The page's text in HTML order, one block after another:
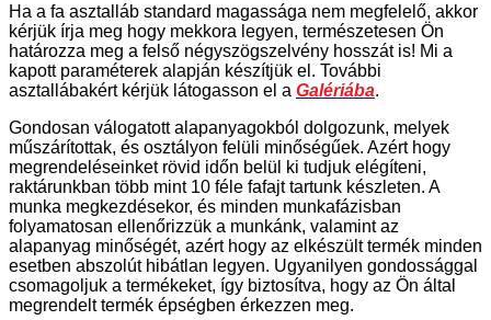
Ha a fa asztalláb standard magassága nem megfelelő, akkor
kérjük írja meg hogy mekkora legyen, természetesen Ön
határozza meg a felső négyszögszelvény hosszát is! Mi a
kapott paraméterek alapján készítjük el. További
asztallábakért kérjük látogasson el a Galériába.
Gondosan válogatott alapanyagokból dolgozunk, melyek
műszárítottak, és osztályon felüli minőségűek. Azért hogy
megrendeléseinket rövid időn belül ki tudjuk elégíteni,
raktárunkban több mint 10 féle fafajt tartunk készleten. A
munka megkezdésekor, és minden munkafázisban
folyamatosan ellenőrizzük a munkánk, valamint az
alapanyag minőségét, azért hogy az elkészült termék minden
esetben abszolút hibátlan legyen. Ugyanilyen gondossággal
csomagoljuk a termékeket, így biztosítva, hogy az Ön által
megrendelt termék épségben érkezzen meg.